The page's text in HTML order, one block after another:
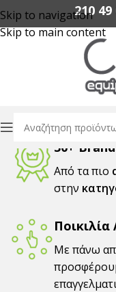
Skip to navigation
Skip to main content
210 49
30+
Από τα πιο
στην
Με πάνω